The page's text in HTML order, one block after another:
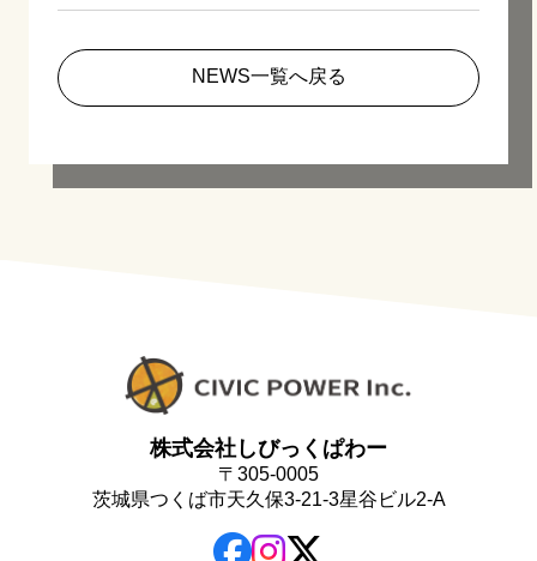
NEWS一覧へ戻る
株式会社しびっくぱわー
〒305-0005
茨城県つくば市天久保3-21-3星谷ビル2-A